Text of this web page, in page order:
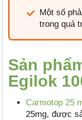
Một số
trong quá
Sản
Egilok
Carmotop 25
25mg, được